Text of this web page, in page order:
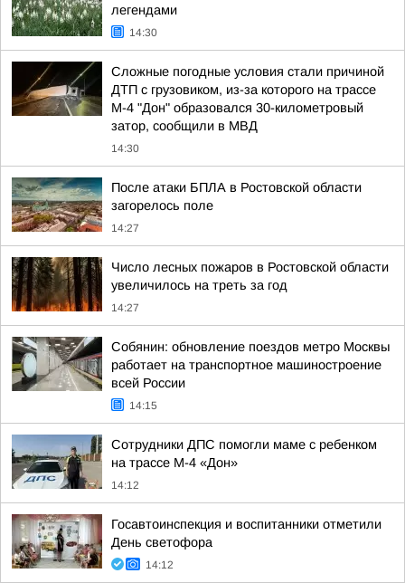
легендами
14:30
Сложные погодные условия стали причиной
ДТП с грузовиком, из-за которого на трассе
М-4 "Дон" образовался 30-километровый
затор, сообщили в МВД
14:30
После атаки БПЛА в Ростовской области
загорелось поле
14:27
Число лесных пожаров в Ростовской области
увеличилось на треть за год
14:27
Собянин: обновление поездов метро Москвы
работает на транспортное машиностроение
всей России
14:15
Сотрудники ДПС помогли маме с ребенком
на трассе М-4 «Дон»
14:12
Госавтоинспекция и воспитанники отметили
День светофора
14:12